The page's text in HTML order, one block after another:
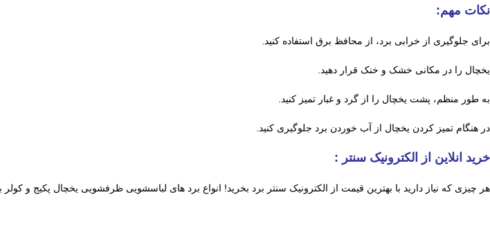
نکات مهم:
برای جلوگیری از خرابی برد، از محافظ برق استفاده کنید.
یخچال را در مکانی خشک و خنک قرار دهید.
به طور منظم، پشت یخچال را از گرد و غبار تمیز کنید.
در هنگام تمیز کردن یخچال از آب خوردن برد جلوگیری کنید.
خرید انلاین از الکترونیک سنتر :
هر چیزی که نیاز دارید با بهترین قیمت از الکترونیک سنتر برد بخرید! انواع برد های لباسشویی ظرفشویی یخچال پکیج و کولر